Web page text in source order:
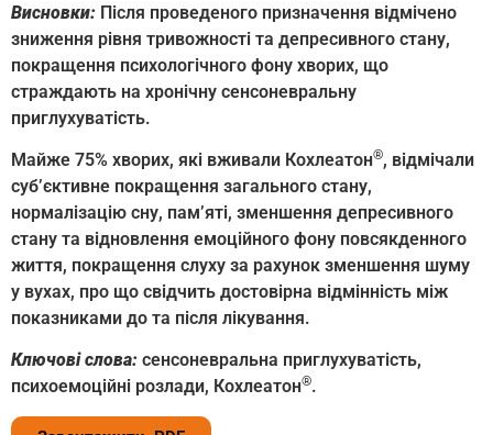
Висновки: Після проведеного призначення відмічено
зниження рівня тривожності та депресивного стану,
покращення психологічного фону хворих, що
страждають на хронічну сенсоневральну
приглухуватість.
Майже 75% хворих, які вживали Кохлеатон®, відмічали
суб’єктивне покращення загального стану,
нормалізацію сну, пам’яті, зменшення депресивного
стану та відновлення емоційного фону повсякденного
життя, покращення слуху за рахунок зменшення шуму
у вухах, про що свідчить досто­вірна відмінність між
показниками до та після лікування.
Ключові слова: сенсоневральна приглухуватість,
психоемоційні розлади, Кохлеатон®.